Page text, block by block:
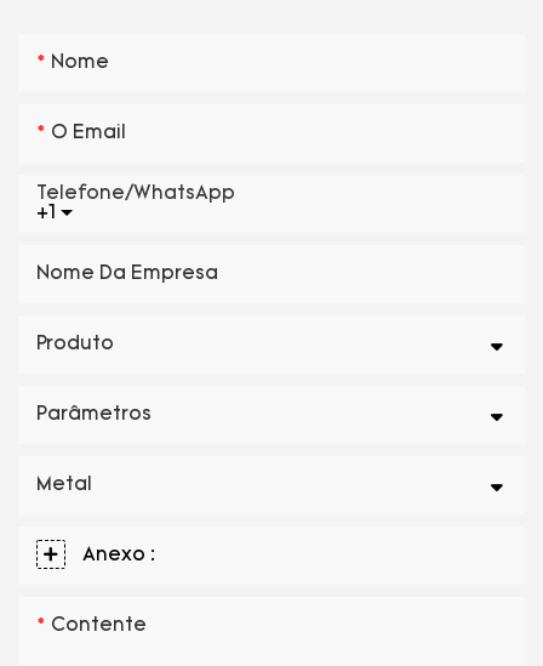
Nome
O Email
+1
Telefone/WhatsApp
Nome Da Empresa
Produto
Parâmetros
Metal
Anexo :
Contente